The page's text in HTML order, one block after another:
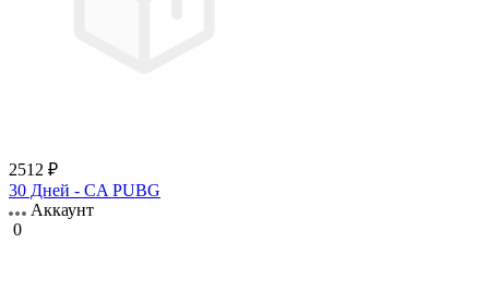
2512 ₽
30 Дней - CA PUBG
Аккаунт
0